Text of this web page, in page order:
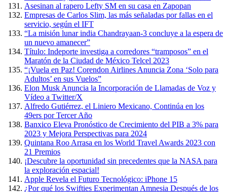
Asesinan al rapero Lefty SM en su casa en Zapopan
Empresas de Carlos Slim, las más señaladas por fallas en el
servicio, según el IFT
“La misión lunar india Chandrayaan-3 concluye a la espera de
un nuevo amanecer”
Título: Indeporte investiga a corredores “tramposos” en el
Maratón de la Ciudad de México Telcel 2023
“¡Vuela en Paz! Corendon Airlines Anuncia Zona ‘Solo para
Adultos’ en sus Vuelos”
Elon Musk Anuncia la Incorporación de Llamadas de Voz y
Vídeo a Twitter/X
Alfredo Gutiérrez, el Liniero Mexicano, Continúa en los
49ers por Tercer Año
Banxico Eleva Pronóstico de Crecimiento del PIB a 3% para
2023 y Mejora Perspectivas para 2024
Quintana Roo Arrasa en los World Travel Awards 2023 con
21 Premios
¡Descubre la oportunidad sin precedentes que la NASA para
la exploración espacial!
Apple Revela el Futuro Tecnológico: iPhone 15
¿Por qué los Swifties Experimentan Amnesia Después de los